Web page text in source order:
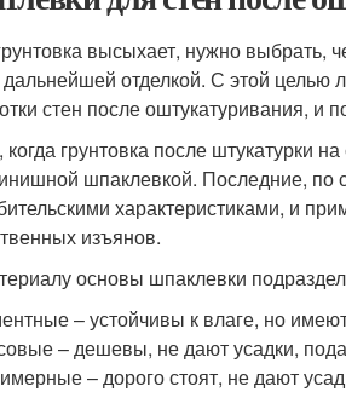
высыхает, нужно выбрать,
отделкой. С этой целью
стен после оштукатуривания, и
когда грунтовка после штукатурки
шпаклевкой. Последние, по
характеристиками, и
изъянов.
основы шпаклевки
– устойчивы к влаге, но
– дешевы, не дают усадки,
– дорого стоят, не дают